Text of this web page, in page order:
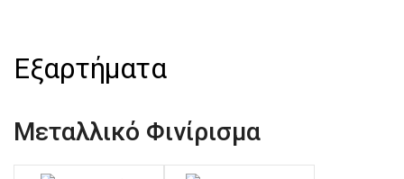
Εξαρτήματα
Μεταλλικό Φινίρισμα